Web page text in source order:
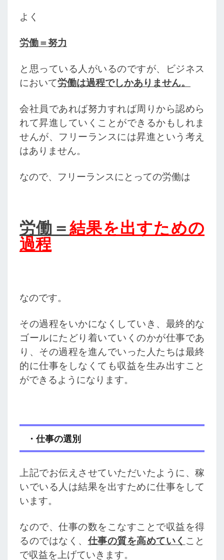
よく
労働＝努力
と思っている人がいるのですが、ビジネス
において労働は過程でしかありません。
会社員であれば努力すれば周りから認めら
れて昇進していくことができるかもしれま
せんが、フリーランスには昇進という考え
はありません。
なので、フリーランスにとっての労働は
労働＝結果を出すための
過程
なのです。
その過程をいかになくしていき、最終的な
ゴールにたどり着いていくのかが仕事であ
り、その過程を進んでいった人たちは最終
的に仕事をしなくても収益を生み出すこと
ができるようになります。
・仕事の選別
上記でお伝えさせていただいたように、稼
いでいる人は結果を出すために仕事をして
います。
なので、仕事の数をこなすことで収益を得
るのではなく、 仕事の質を高めていく こと
で収益を上げていきます。